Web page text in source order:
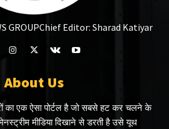
GROUPChief Editor: Sharad Katiyar
About Us
का एक ऐसा पोर्टल है जो सबसे हट कर चलने के
मीडिया दिखाने से डरती है उसे यूथ